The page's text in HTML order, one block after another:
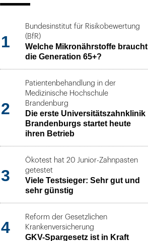
1
Bundesinstitut für Risikobewertung
(BfR)
Welche Mikronährstoffe braucht
die Generation 65+?
2
Patientenbehandlung in der
Medizinische Hochschule
Brandenburg
Die erste Universitätszahnklinik
Brandenburgs startet heute
ihren Betrieb
3
Ökotest hat 20 Junior-Zahnpasten
getestet
Viele Testsieger: Sehr gut und
sehr günstig
4
Reform der Gesetzlichen
Krankenversicherung
GKV-Spargesetz ist in Kraft